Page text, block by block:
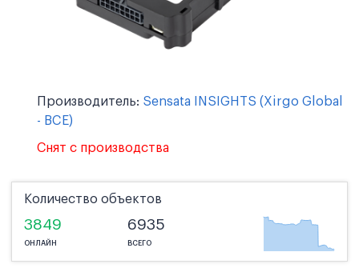
Производитель: Sensata INSIGHTS (Xirgo Global
- BCE)
Снят с производства
Количество объектов
3849
ОНЛАЙН
6935
ВСЕГО